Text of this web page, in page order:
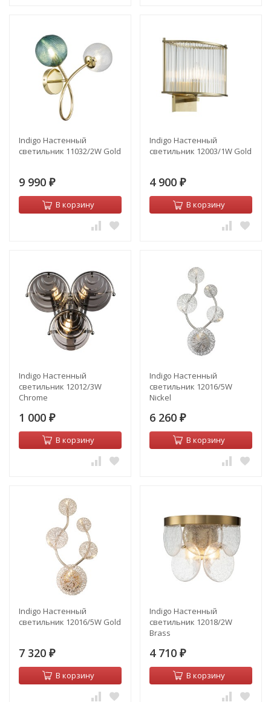
Indigo Настенный
светильник 11032/2W Gold
9 990 ₽
В корзину
Indigo Настенный
светильник 12003/1W Gold
4 900 ₽
В корзину
Indigo Настенный
светильник 12012/3W
Chrome
1 000 ₽
В корзину
Indigo Настенный
светильник 12016/5W
Nickel
6 260 ₽
В корзину
Indigo Настенный
светильник 12016/5W Gold
7 320 ₽
В корзину
Indigo Настенный
светильник 12018/2W
Brass
4 710 ₽
В корзину